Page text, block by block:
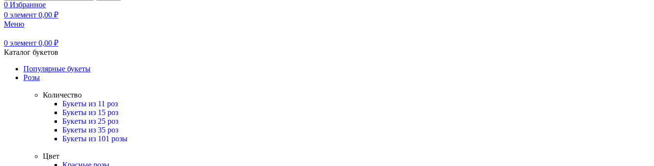
0 Избранное
0 элемент 0,00 ₽
Меню
0 элемент 0,00 ₽
Каталог букетов
Популярные букеты
Розы
Количество
Букеты из 11 роз
Букеты из 15 роз
Букеты из 25 роз
Букеты из 35 роз
Букеты из 101 розы
Цвет